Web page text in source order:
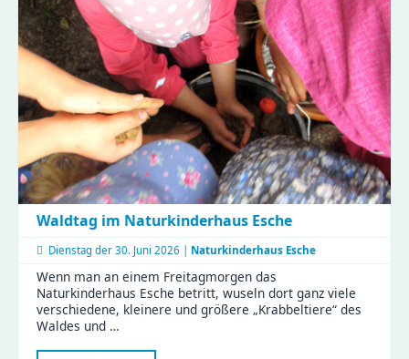
Zeisigwaldfüchse
Waldtag im Naturkinderhaus Esche
Dienstag der 30. Juni 2026 | Naturkinderhaus Esche
Wenn man an einem Freitagmorgen das
Naturkinderhaus Esche betritt, wuseln dort ganz viele
verschiedene, kleinere und größere „Krabbeltiere“ des
Waldes und …